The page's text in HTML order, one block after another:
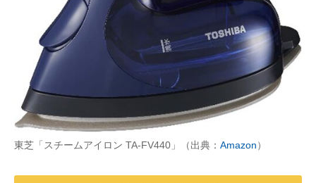
東芝「スチームアイロン TA-FV440」（出典： Amazon）